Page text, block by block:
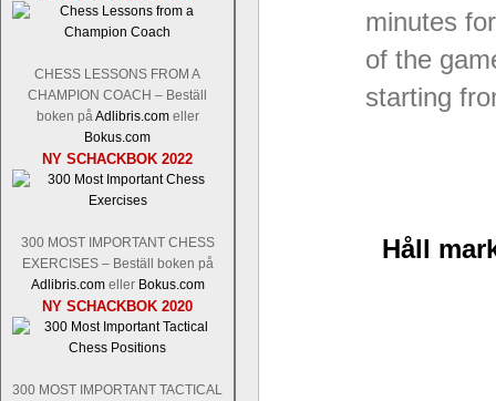
CHESS LESSONS FROM A
CHAMPION COACH – Beställ
boken på Adlibris.comeller
Bokus.com
NY SCHACKBOK 2022
300 MOST IMPORTANT CHESS
EXERCISES – Beställ boken på
Adlibris.comeller Bokus.com
NY SCHACKBOK 2020
300 MOST IMPORTANT TACTICAL
han dock göra denna gång om
norsk massmedia som inte riktigt
nämligen den sistnämnda
den spelformen ett steg i rätt
minutes
of the
starting
Håll